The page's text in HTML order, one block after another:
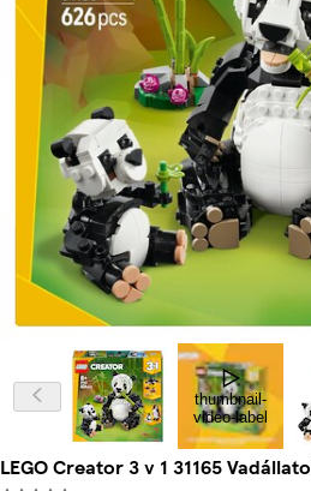
thumbnail-
video-label
LEGO Creator 3 v 1 31165